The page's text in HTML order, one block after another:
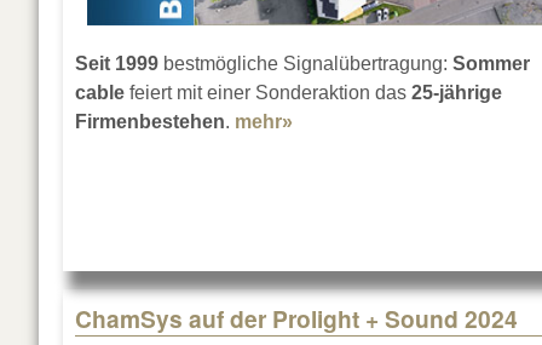
Seit 1999 bestmögliche Signalübertragung: Sommer
cable feiert mit einer Sonderaktion das 25-jährige
Firmenbestehen. mehr»
ChamSys auf der Prolight + Sound 2024